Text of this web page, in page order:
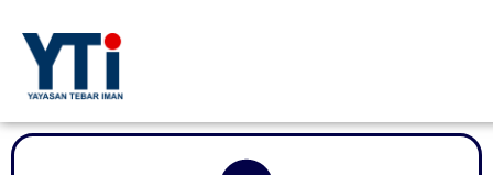
konten